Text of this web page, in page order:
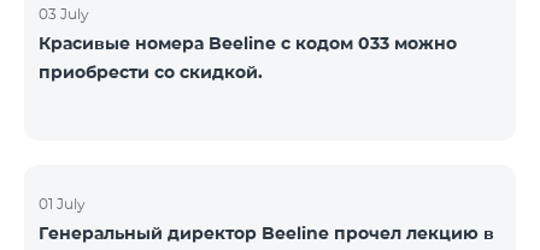
03 July
Красивые номера Beeline с кодом 033 можно
приобрести со скидкой.
01 July
Генеральный директор Beeline прочел лекцию в